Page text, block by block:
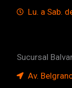
Lu. a Sab.
Sucursal
Av.